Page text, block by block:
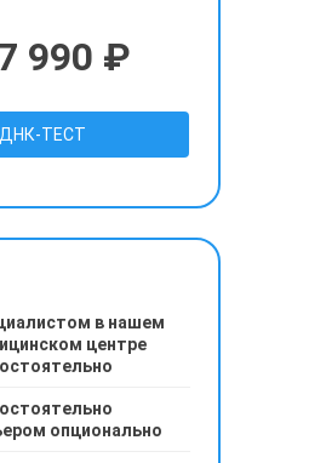
990 ₽
ТЕСТ
в нашем
центре
опционально